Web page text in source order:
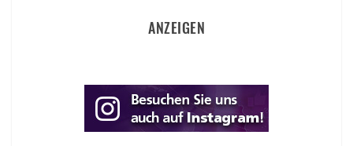
ANZEIGEN